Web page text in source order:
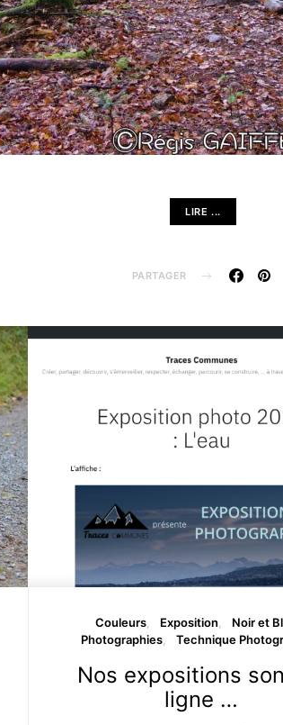
LIRE ...
PARTAGER
Couleurs Exposition
Noir et
Photographies
Technique
Nos expositions
ligne …